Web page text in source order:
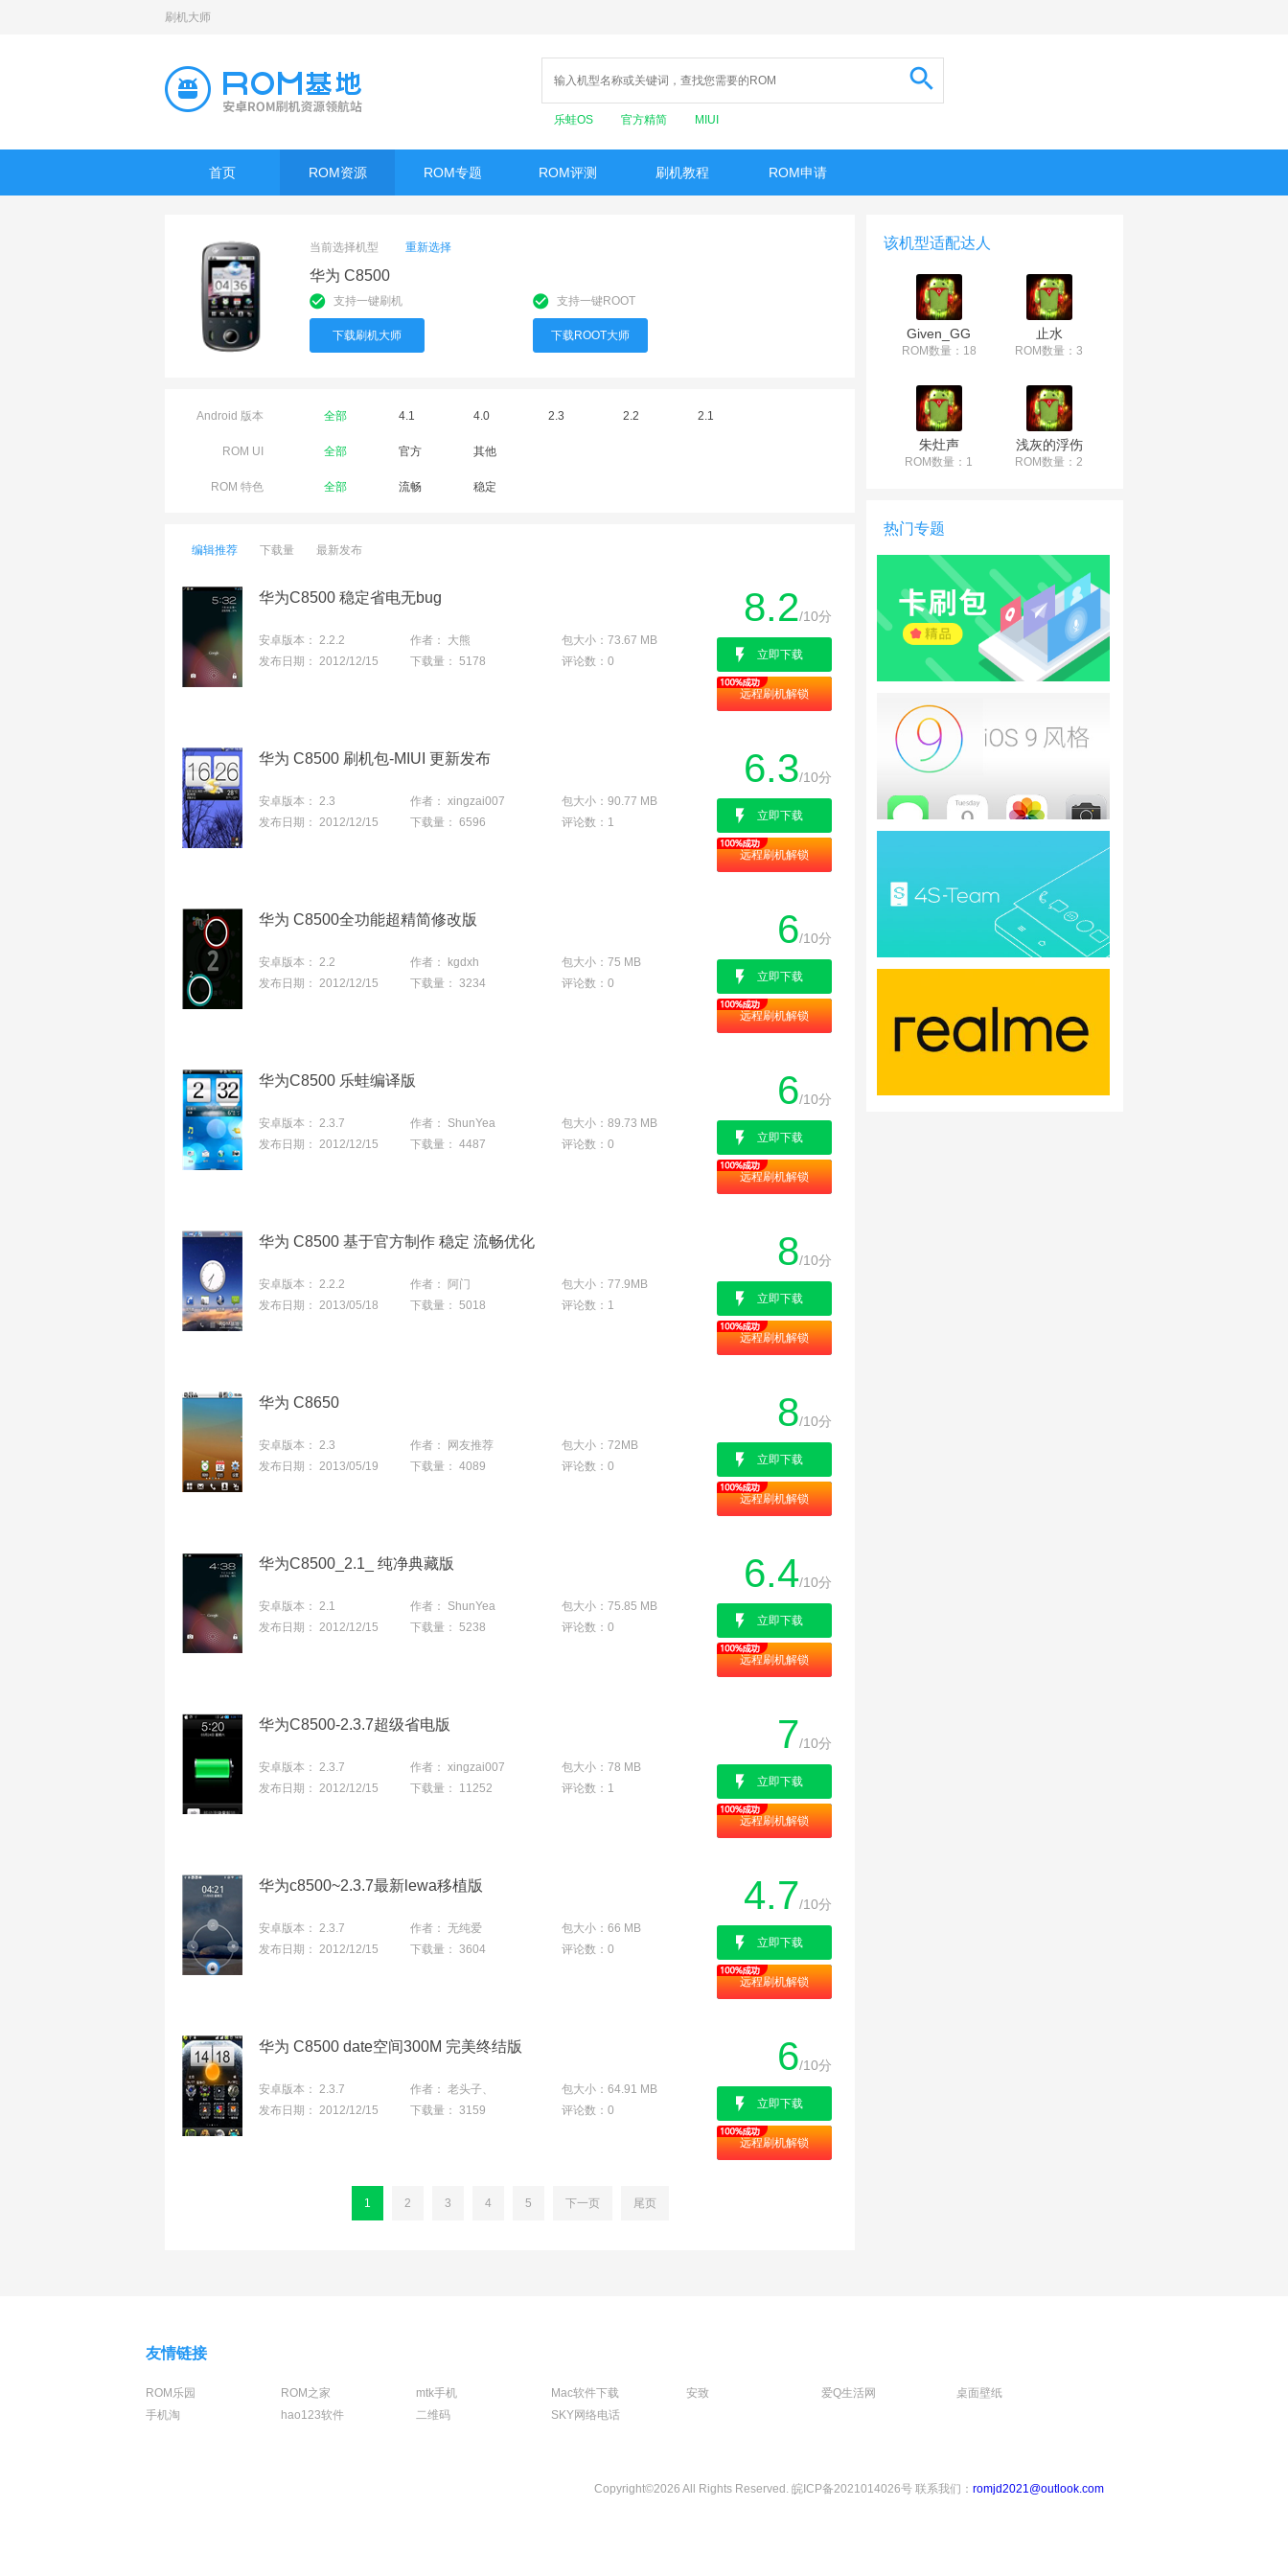
刷机大师
乐蛙OS 官方精简 MIUI
首页 ROM资源 ROM专题 ROM评测 刷机教程 ROM申请
当前选择机型 重新选择
华为 C8500
支持一键刷机
下载刷机大师
支持一键ROOT
下载ROOT大师
Android 版本 全部 4.1 4.0 2.3 2.2 2.1
ROM UI 全部 官方 其他
ROM 特色 全部 流畅 稳定
编辑推荐 下载量 最新发布
华为C8500 稳定省电无bug
安卓版本： 2.2.2 作者： 大熊 包大小： 73.67 MB
发布日期： 2012/12/15 下载量： 5178 评论数： 0
8.2/10分
立即下载
远程刷机解锁
华为 C8500 刷机包-MIUI 更新发布
安卓版本： 2.3 作者： xingzai007 包大小： 90.77 MB
发布日期： 2012/12/15 下载量： 6596 评论数： 1
6.3/10分
立即下载
远程刷机解锁
华为 C8500全功能超精简修改版
安卓版本： 2.2 作者： kgdxh 包大小： 75 MB
发布日期： 2012/12/15 下载量： 3234 评论数： 0
6/10分
立即下载
远程刷机解锁
华为C8500 乐蛙编译版
安卓版本： 2.3.7 作者： ShunYea 包大小： 89.73 MB
发布日期： 2012/12/15 下载量： 4487 评论数： 0
6/10分
立即下载
远程刷机解锁
华为 C8500 基于官方制作 稳定 流畅优化
安卓版本： 2.2.2 作者： 阿门 包大小： 77.9MB
发布日期： 2013/05/18 下载量： 5018 评论数： 1
8/10分
立即下载
远程刷机解锁
华为 C8650
安卓版本： 2.3 作者： 网友推荐 包大小： 72MB
发布日期： 2013/05/19 下载量： 4089 评论数： 0
8/10分
立即下载
远程刷机解锁
华为C8500_2.1_ 纯净典藏版
安卓版本： 2.1 作者： ShunYea 包大小： 75.85 MB
发布日期： 2012/12/15 下载量： 5238 评论数： 0
6.4/10分
立即下载
远程刷机解锁
华为C8500-2.3.7超级省电版
安卓版本： 2.3.7 作者： xingzai007 包大小： 78 MB
发布日期： 2012/12/15 下载量： 11252 评论数： 1
7/10分
立即下载
远程刷机解锁
华为c8500~2.3.7最新lewa移植版
安卓版本： 2.3.7 作者： 无纯爱 包大小： 66 MB
发布日期： 2012/12/15 下载量： 3604 评论数： 0
4.7/10分
立即下载
远程刷机解锁
华为 C8500 date空间300M 完美终结版
安卓版本： 2.3.7 作者： 老头子、 包大小： 64.91 MB
发布日期： 2012/12/15 下载量： 3159 评论数： 0
6/10分
立即下载
远程刷机解锁
1 2 3 4 5 下一页 尾页
该机型适配达人
Given_GG
ROM数量：18
止水
ROM数量：3
朱灶声
ROM数量：1
浅灰的浮伤
ROM数量：2
热门专题
友情链接
ROM乐园 ROM之家 mtk手机 Mac软件下载 安致 爱Q生活网
桌面壁纸
手机淘
hao123软件 二维码 SKY网络电话
Copyright©2026 All Rights Reserved. 皖ICP备2021014026号 联系我们： romjd2021@outlook.com